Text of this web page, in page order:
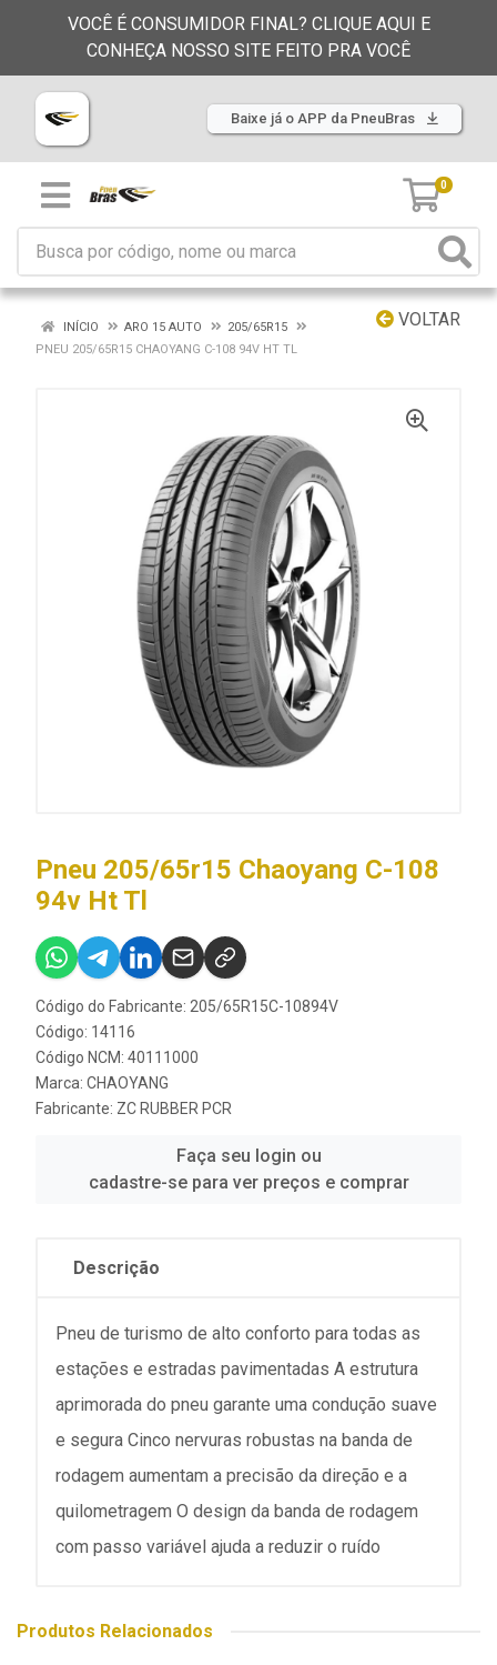
VOCÊ É CONSUMIDOR FINAL? CLIQUE AQUI E
CONHEÇA NOSSO SITE FEITO PRA VOCÊ
Baixe já o APP da PneuBras
0
VOLTAR
INÍCIO ARO 15 AUTO
205/65R15
PNEU 205/65R15 CHAOYANG C-108 94V HT TL
Pneu 205/65r15 Chaoyang C-108
94v Ht Tl
Código do Fabricante: 205/65R15C-10894V
Código: 14116
Código NCM: 40111000
Marca: CHAOYANG
Fabricante: ZC RUBBER PCR
Faça seu login ou
cadastre-se para ver preços e comprar
Descrição
Pneu de turismo de alto conforto para todas as
estações e estradas pavimentadas A estrutura
aprimorada do pneu garante uma condução suave
e segura Cinco nervuras robustas na banda de
rodagem aumentam a precisão da direção e a
quilometragem O design da banda de rodagem
com passo variável ajuda a reduzir o ruído
Produtos Relacionados